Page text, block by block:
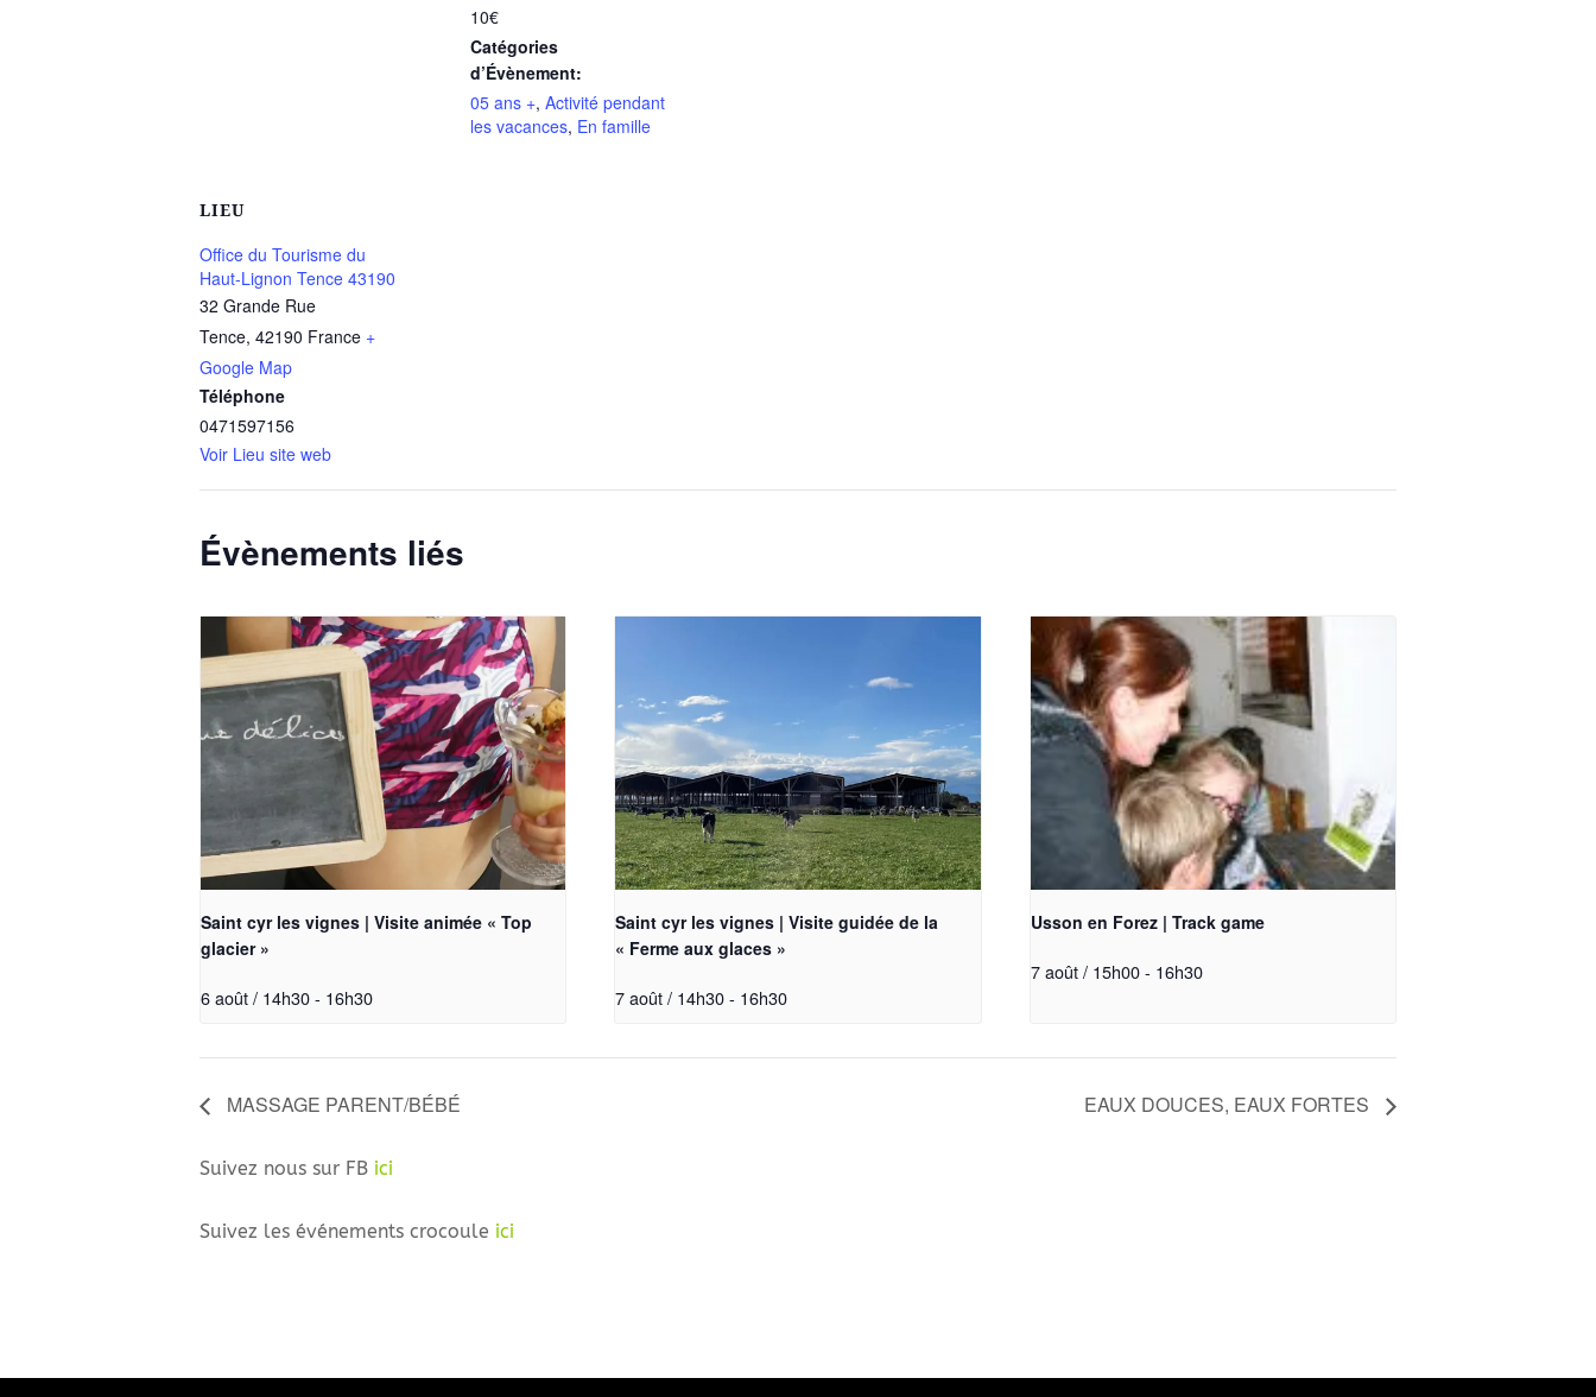
10€
Catégories
d’Évènement:
05 ans +, Activité pendant
les vacances, En famille
LIEU
Office du Tourisme du
Haut-Lignon Tence 43190
32 Grande Rue
Tence, 42190 France +
Google Map
Téléphone
0471597156
Voir Lieu site web
Évènements liés
Saint cyr les vignes | Visite animée « Top
glacier »
6 août / 14h30- 16h30
Saint cyr les vignes | Visite guidée de la
« Ferme aux glaces »
7 août / 14h30 - 16h30
Usson en Forez | Track game
7 août / 15h00- 16h30
MASSAGE PARENT/BÉBÉ EAUX DOUCES, EAUX FORTES
Suivez nous sur FB ici
Suivez les événements crocoule ici